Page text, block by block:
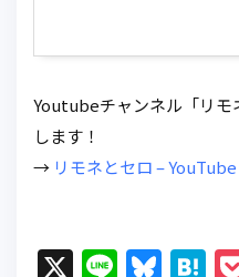
Youtubeチャンネル「リモ
します！
→ リモネとセロ – YouTube